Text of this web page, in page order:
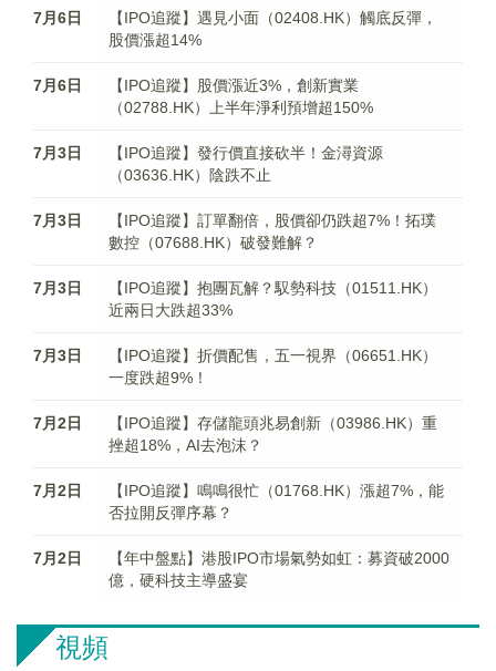
7月6日
【IPO追蹤】遇見小面（02408.HK）觸底反彈，
股價漲超14%
7月6日
【IPO追蹤】股價漲近3%，創新實業
（02788.HK）上半年淨利預增超150%
7月3日
【IPO追蹤】發行價直接砍半！金潯資源
（03636.HK）陰跌不止
7月3日
【IPO追蹤】訂單翻倍，股價卻仍跌超7%！拓璞
數控（07688.HK）破發難解？
7月3日
【IPO追蹤】抱團瓦解？馭勢科技（01511.HK）
近兩日大跌超33%
7月3日
【IPO追蹤】折價配售，五一視界（06651.HK）
一度跌超9%！
7月2日
【IPO追蹤】存儲龍頭兆易創新（03986.HK）重
挫超18%，AI去泡沫？
7月2日
【IPO追蹤】鳴鳴很忙（01768.HK）漲超7%，能
否拉開反彈序幕？
7月2日
【年中盤點】港股IPO市場氣勢如虹：募資破2000
億，硬科技主導盛宴
視頻